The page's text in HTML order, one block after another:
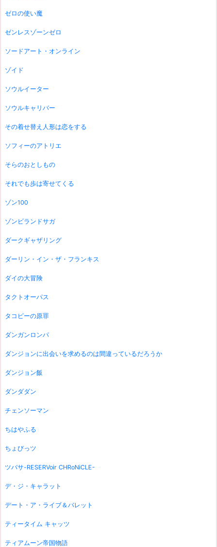
ゼロの使い魔
ゼンレスゾーンゼロ
ソードアート・オンライン
ゾイド
ソウルイーター
ソウルキャリバー
その着せ替え人形は恋をする
ソフィーのアトリエ
そらのおとしもの
それでも歩は寄せてくる
ゾン100
ゾンビランドサガ
ダークギャザリング
ダーリン・イン・ザ・フランキス
ダイの大冒険
タクトオーパス
タコピーの原罪
ダンガンロンパ
ダンジョンに出会いを求めるのは間違っているだろうか
ダンジョン飯
ダンダダン
チェンソーマン
ちはやふる
ちょびっツ
ツバサ-RESERVoir CHRoNiCLE-
デ・ジ・キャラット
デート・ア・ライブ＆バレット
ティータイム キャッツ
ティアムーン帝国物語